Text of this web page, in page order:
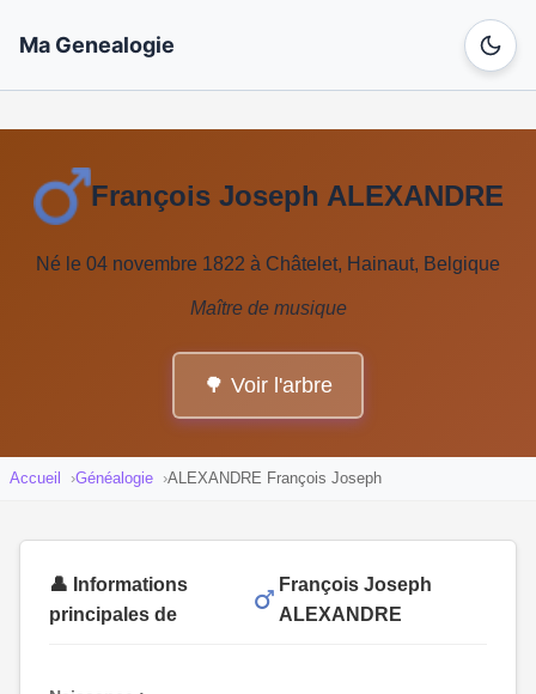
Ma Genealogie
François Joseph ALEXANDRE
Né le 04 novembre 1822 à Châtelet, Hainaut, Belgique
Maître de musique
🌳 Voir l'arbre
Accueil Généalogie ALEXANDRE François Joseph
👤 Informations
principales de
François Joseph
ALEXANDRE